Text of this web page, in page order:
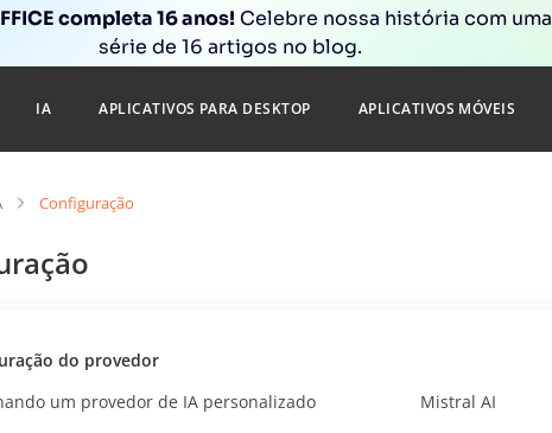
completa 16 anos! Celebre nossa história com uma
série de 16 artigos no blog.
IA APLICATIVOS PARA DESKTOP APLICATIVOS MÓVEIS
Configuração
do provedor
um provedor de IA personalizado
Mistral AI